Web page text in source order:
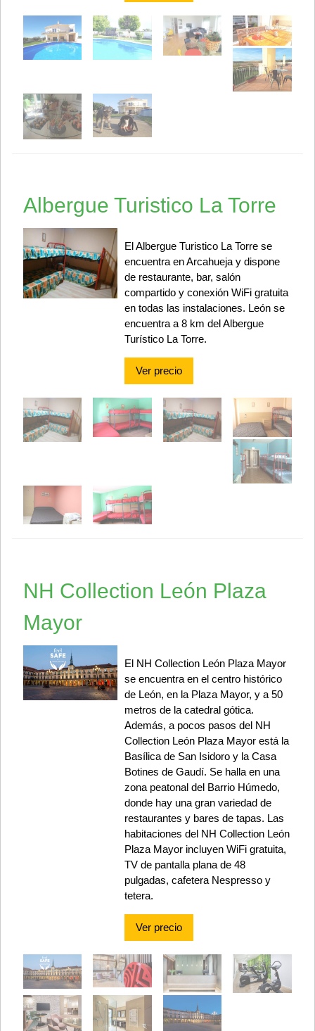
Albergue Turistico La Torre
El Albergue Turistico La Torre se
encuentra en Arcahueja y dispone
de restaurante, bar, salón
compartido y conexión WiFi gratuita
en todas las instalaciones. León se
encuentra a 8 km del Albergue
Turístico La Torre.
Ver precio
NH Collection León Plaza
Mayor
El NH Collection León Plaza Mayor
se encuentra en el centro histórico
de León, en la Plaza Mayor, y a 50
metros de la catedral gótica.
Además, a pocos pasos del NH
Collection León Plaza Mayor está la
Basílica de San Isidoro y la Casa
Botines de Gaudí. Se halla en una
zona peatonal del Barrio Húmedo,
donde hay una gran variedad de
restaurantes y bares de tapas. Las
habitaciones del NH Collection León
Plaza Mayor incluyen WiFi gratuita,
TV de pantalla plana de 48
pulgadas, cafetera Nespresso y
tetera.
Ver precio